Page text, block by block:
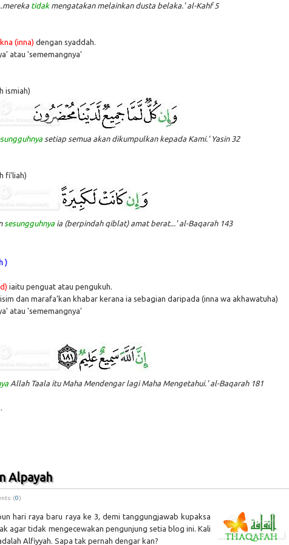
tidakmengatakan melainkan dusta belaka.' al-Kahf 5
(inna) dengan syaddah.
atau 'sememangnya'
ismiah)
setiap semua akan dikumpulkan kepada Kami.' Yasin 32
fi'liah)
sesungguhnyaia (berpindah qiblat) amat berat...' al-Baqarah 143
)
iaitu penguat atau pengukuh.
dan marafa'kan khabar kerana ia sebagian daripada (inna wa akhawatuha)
atau 'sememangnya'
Allah Taala itu Maha Mendengar lagi Maha Mengetahui.' al-Baqarah 181
Alpayah
(0)
hari raya baru raya ke 3, demi tanggungjawab kupaksa
agar tidak mengecewakan pengunjung setia blog ini. Kali
Alfiyyah. Sapa tak pernah dengar kan?